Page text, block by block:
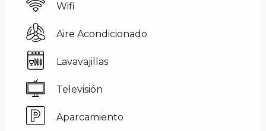
Wifi
Aire Acondicionado
Lavavajillas
Televisión
Aparcamiento